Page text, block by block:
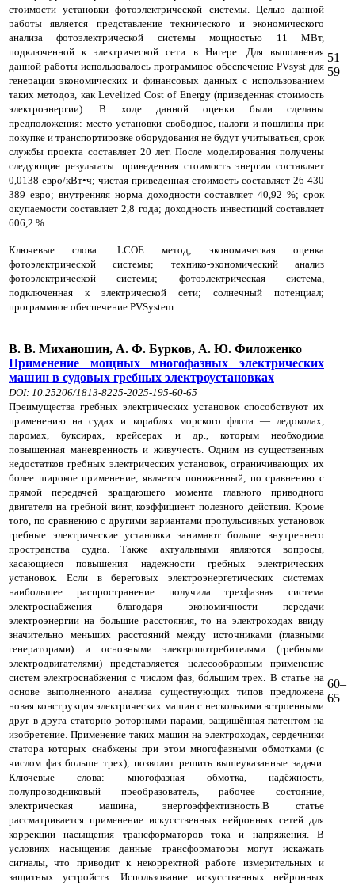
стоимости установки фотоэлектрической системы. Целью данной
работы является представление технического и экономического
анализа фотоэлектрической системы мощностью 11 МВт,
подключенной к электрической сети в Нигере. Для выполнения
данной работы использовалось программное обеспечение PVsyst для
генерации экономических и финансовых данных с использованием
таких методов, как Levelized Cost of Energy (приведенная стоимость
электроэнергии). В ходе данной оценки были сделаны
предположения: место установки свободное, налоги и пошлины при
покупке и транспортировке оборудования не будут учитываться, срок
службы проекта составляет 20 лет. После моделирования получены
следующие результаты: приведенная стоимость энергии составляет
0,0138 евро/кВт•ч; чистая приведенная стоимость составляет 26 430
389 евро; внутренняя норма доходности составляет 40,92 %; срок
окупаемости составляет 2,8 года; доходность инвестиций составляет
606,2 %.
Ключевые слова: LCOE метод; экономическая оценка
фотоэлектрической системы; технико-экономический анализ
фотоэлектрической системы; фотоэлектрическая система,
подключенная к электрической сети; солнечный потенциал;
программное обеспечение PVSystem.
51–
59
В. В. Миханошин, А. Ф. Бурков, А. Ю. Филоженко
Применение мощных многофазных электрических
машин в судовых гребных электроустановках
DOI: 10.25206/1813-8225-2025-195-60-65
Преимущества гребных электрических установок способствуют их
применению на судах и кораблях морского флота — ледоколах,
паромах, буксирах, крейсерах и др., которым необходима
повышенная маневренность и живучесть. Одним из существенных
недостатков гребных электрических установок, ограничивающих их
более широкое применение, является пониженный, по сравнению с
прямой передачей вращающего момента главного приводного
двигателя на гребной винт, коэффициент полезного действия. Кроме
того, по сравнению с другими вариантами пропульсивных установок
гребные электрические установки занимают больше внутреннего
пространства судна. Также актуальными являются вопросы,
касающиеся повышения надежности гребных электрических
установок. Если в береговых электроэнергетических системах
наибольшее распространение получила трехфазная система
электроснабжения благодаря экономичности передачи
электроэнергии на большие расстояния, то на электроходах ввиду
значительно меньших расстояний между источниками (главными
генераторами) и основными электропотребителями (гребными
электродвигателями) представляется целесообразным применение
систем электроснабжения с числом фаз, бо́льшим трех. В статье на
основе выполненного анализа существующих типов предложена
новая конструкция электрических машин с несколькими встроенными
друг в друга статорно-роторными парами, защищённая патентом на
изобретение. Применение таких машин на электроходах, сердечники
статора которых снабжены при этом многофазными обмотками (с
числом фаз больше трех), позволит решить вышеуказанные задачи.
Ключевые слова: многофазная обмотка, надёжность,
полупроводниковый преобразователь, рабочее состояние,
электрическая машина, энергоэффективность.В статье
рассматривается применение искусственных нейронных сетей для
коррекции насыщения трансформаторов тока и напряжения. В
условиях насыщения данные трансформаторы могут искажать
сигналы, что приводит к некорректной работе измерительных и
защитных устройств. Использование искусственных нейронных
60–
65